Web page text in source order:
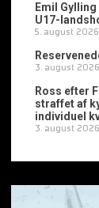
Emil
U17-
5. august 2026
3. august 2026
Ross efter
straffet af
individuel
3. august 2026